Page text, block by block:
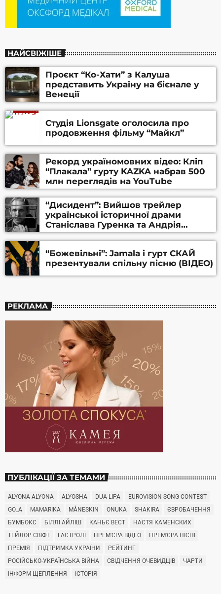
НАЙСВІЖІШЕ
Проєкт “Ко-Хати” з Калуша
представить Україну на бієнале у
Венеції
Студія Lionsgate оголосила про
продовження фільму “Майкл”
Рекорд україномовних відео: Кліп
“Плакала” гурту KAZKA набрав 500
млн переглядів на YouTube
“Дисидент”: Вийшов трейлер
української історичної драми
Станіслава Гуренка та Андрія
Алфьорова (ВІДЕО)
“Божевільні”: Jamala і гурт СКАЙ
презентували спільну пісню (ВІДЕО)
РЕКЛАМА
ПУБЛІКАЦІЇ ЗА ТЕМАМИ
ALYONA ALYONA ALYOSHA DUA LIPA
EUROVISION SONG CONTEST
GO_A
MAMARIKA MÅNESKIN ONUKA SHAKIRA
ЄВРОБАЧЕННЯ
БУМБОКС
БІЛЛІ АЙЛІШ КАНЬЄ ВЕСТ
НАСТЯ КАМЕНСКИХ
ТЕЙЛОР СВІФТ
ГАСТРОЛІ ПРЕМ'ЄРА ВІДЕО
ПРЕМ'ЄРА ПІСНІ
ПРЕМІЯ
ПІДТРИМКА УКРАЇНИ
РЕЙТИНГ
РОСІЙСЬКО-УКРАЇНСЬКА ВІЙНА
СВІДЧЕННЯ ОЧЕВИДЦІВ
ЧАРТИ
ІНФОРМ ЩЕПЛЕННЯ
ІСТОРІЯ